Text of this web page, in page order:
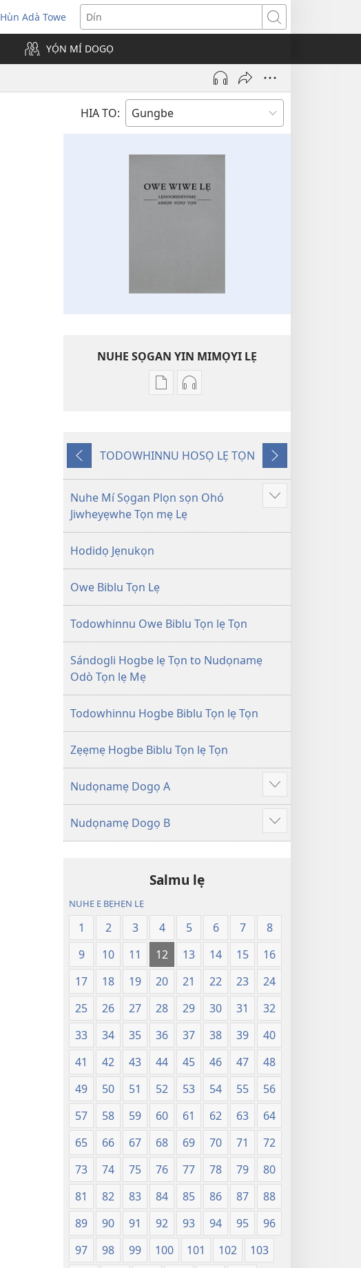
Hùn Adà Towe
(opens
new
window)
Dín
YỌ́N MÍ DOGỌ
HIA TO:
NUHE SỌGAN YIN MIMỌYI LẸ
Lehe
yin
gbọn
Owe
Wiwe
Lẹdogbedevomẹ
Yọyọ
Tọn
(Zinjẹgbonu
2015
Tọn)
Lehe
yin
gbọn
Owe
Lẹdogbedevomẹ
Yọyọ
Tọn
(Zinjẹgbonu
2015
Yigodo
TODOWHINNU HOSỌ LẸ TỌN
Yinukọn
Nuhe Mí Sọgan Plọn sọn Ohó
Jiwheyẹwhe Tọn mẹ Lẹ
Show
Hodidọ Jẹnukọn
Owe Biblu Tọn Lẹ
Todowhinnu Owe Biblu Tọn lẹ Tọn
Sándogli Hogbe lẹ Tọn to Nudọnamẹ
Odò Tọn lẹ Mẹ
Todowhinnu Hogbe Biblu Tọn lẹ Tọn
Zẹẹmẹ Hogbe Biblu Tọn lẹ Tọn
Nudọnamẹ Dogọ A
Show
more
Nudọnamẹ Dogọ B
Show
more
Salmu lẹ
NUHE E BẸHẸN LẸ
1 2 3 4 5 6 7
8
9
10 11 12 13 14 15
16
17
18 19 20 21 22 23
24
25
26 27 28 29 30 31
32
33
34 35 36 37 38 39
40
41
42 43 44 45 46 47
48
49
50 51 52 53 54 55
56
57
58 59 60 61 62 63
64
65
66 67 68 69 70 71
72
73
74 75 76 77 78 79
80
81
82 83 84 85 86 87
88
89
90 91 92 93 94 95
96
97
98 99 100 101 102
103